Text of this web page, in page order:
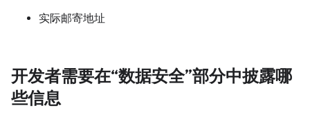
实际邮寄地址
开发者需要在“数据安全”部分中披露哪
些信息